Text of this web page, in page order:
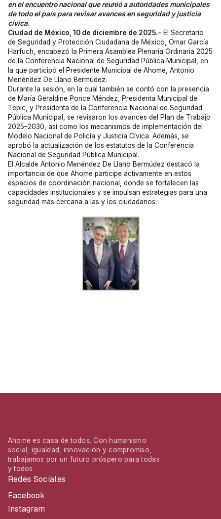
en el encuentro nacional que reunió a autoridades municipales
de todo el país para revisar avances en seguridad y justicia
cívica.
Ciudad de México, 10 de diciembre de 2025.–El Secretario
de Seguridad y Protección Ciudadana de México, Omar García
Harfuch, encabezó la Primera Asamblea Plenaria Ordinaria 2025
de la Conferencia Nacional de Seguridad Pública Municipal, en
la que participó el Presidente Municipal de Ahome, Antonio
Menéndez De Llano Bermúdez.
Durante la sesión, en la cual también se contó con la presencia
de María Geraldine Ponce Méndez, Presidenta Municipal de
Tepic, y Presidenta de la Conferencia Nacional de Seguridad
Pública Municipal, se revisaron los avances del Plan de Trabajo
2025–2030, así como los mecanismos de implementación del
Modelo Nacional de Policía y Justicia Cívica. Además, se
aprobó la actualización de los estatutos de la Conferencia
Nacional de Seguridad Pública Municipal.
El Alcalde Antonio Menéndez De Llano Bermúdez destacó la
importancia de que Ahome participe activamente en estos
espacios de coordinación nacional, donde se fortalecen las
capacidades institucionales y se impulsan estrategias para una
seguridad más cercana a las y los ciudadanos.
Ahome es casa de todos. Con humanismo
social, igualdad, innovación y compromiso,
trabajamos por un futuro próspero para todas
y todos.
Redes Sociales
Facebook
Instagram